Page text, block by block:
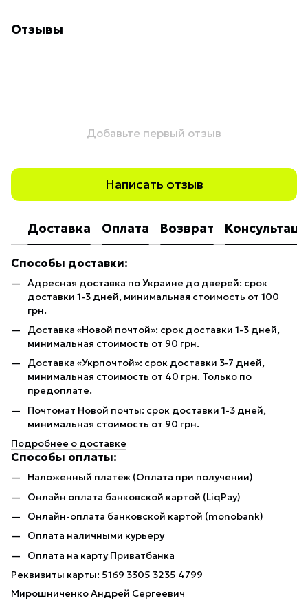
Отзывы
Добавьте первый отзыв
Написать отзыв
Доставка Оплата Возврат
Способы доставки:
Адресная доставка по Украине до дверей: срок
доставки 1-3 дней, минимальная стоимость от 100
грн.
Доставка «Новой почтой»: срок доставки 1-3 дней,
минимальная стоимость от 90 грн.
Доставка «Укрпочтой»: срок доставки 3-7 дней,
минимальная стоимость от 40 грн. Только по
предоплате.
Почтомат Новой почты: срок доставки 1-3 дней,
минимальная стоимость от 90 грн.
Подробнее о доставке
Способы оплаты:
Наложенный платёж (Оплата при получении)
Онлайн оплата банковской картой (LiqPay)
Онлайн-оплата банковской картой (monobank)
Оплата наличными курьеру
Оплата на карту Приватбанка
Реквизиты карты: 5169 3305 3235 4799
Мирошниченко Андрей Сергеевич